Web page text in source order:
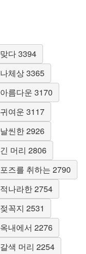
맞다 3394
나체상 3365
아름다운 3170
귀여운 3117
날씬한 2926
긴 머리 2806
포즈를 취하는 2790
적나라한 2754
젖꼭지 2531
옥내에서 2276
갈색 머리 2254